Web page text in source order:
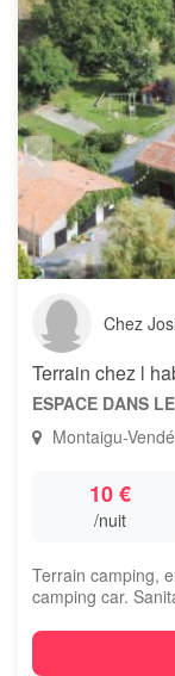
Chez
Terrain chez l
ESPACE DANS
Montaigu-
10 €
/nuit
Terrain camping,
camping car.